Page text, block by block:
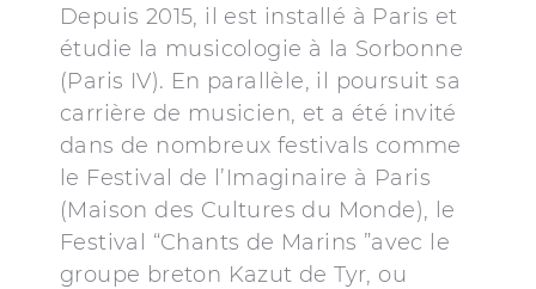
Depuis 2015, il est installé à Paris et
étudie la musicologie à la Sorbonne
(Paris IV). En parallèle, il poursuit sa
carrière de musicien, et a été invité
dans de nombreux festivals comme
le Festival de l’Imaginaire à Paris
(Maison des Cultures du Monde), le
Festival “Chants de Marins ”avec le
groupe breton Kazut de Tyr, ou